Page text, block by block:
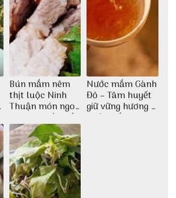
Bún mắm nêm
thịt luộc Ninh
Thuận món ngon
dân dã miền biển
Nước mắm Gành
Đỏ – Tâm huyết
giữ vững hương vị
nước mắm sau